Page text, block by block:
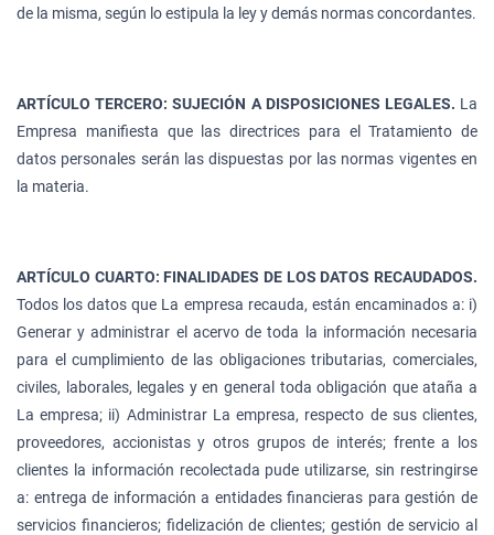
de la misma, según lo estipula la ley y demás normas concordantes.
ARTÍCULO TERCERO: SUJECIÓN A DISPOSICIONES LEGALES. La
Empresa manifiesta que las directrices para el Tratamiento de
datos personales serán las dispuestas por las normas vigentes en
la materia.
ARTÍCULO CUARTO: FINALIDADES DE LOS DATOS RECAUDADOS.
Todos los datos que La empresa recauda, están encaminados a: i)
Generar y administrar el acervo de toda la información necesaria
para el cumplimiento de las obligaciones tributarias, comerciales,
civiles, laborales, legales y en general toda obligación que ataña a
La empresa; ii) Administrar La empresa, respecto de sus clientes,
proveedores, accionistas y otros grupos de interés; frente a los
clientes la información recolectada pude utilizarse, sin restringirse
a: entrega de información a entidades financieras para gestión de
servicios financieros; fidelización de clientes; gestión de servicio al